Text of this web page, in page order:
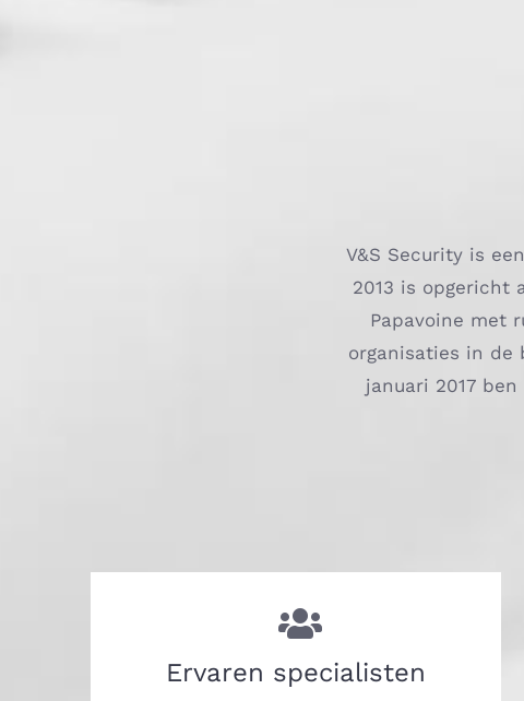
V&S Security is
2013 is opgericht
Papavoine met
organisaties in de
januari 2017
Ervaren specialisten